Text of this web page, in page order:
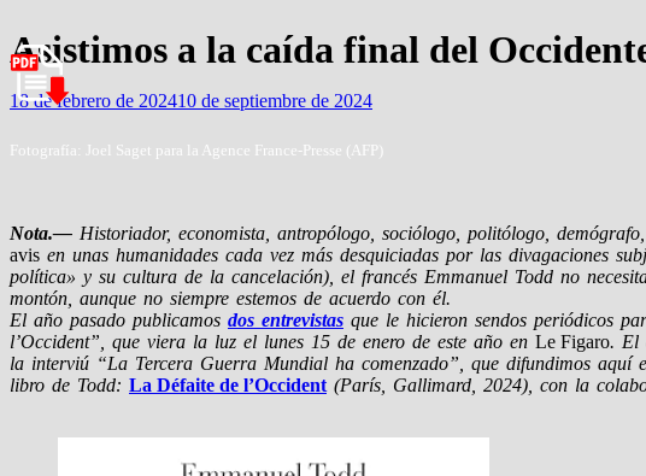
Asistimos a la caída final del
18 de febrero de 202410 de septiembre de 2024
Fotografía: Joel Saget para la Agence France-Presse (AFP)
Nota.— Historiador, economista, antropólogo, sociólogo, politólogo,
avis en unas humanidades cada vez más desquiciadas por las divagaciones
política» y su cultura de la cancelación), el francés Emmanuel Todd no
montón, aunque no siempre estemos de acuerdo con él.
El año pasado publicamos dos entrevistas que le hicieron sendos periódicos
l’Occident”, que viera la luz el lunes 15 de enero de este año en Le Figaro. El
la interviú “La Tercera Guerra Mundial ha comenzado”, que difundimos
libro de Todd: La Défaite de l’Occident(París, Gallimard, 2024), con la